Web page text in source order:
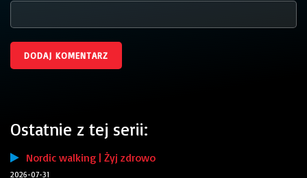
Ostatnie z tej serii:
Nordic walking | Żyj zdrowo
2026-07-31